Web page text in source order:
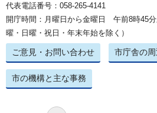
代表電話番号：058-265-4141
開庁時間：月曜日から金曜日 午前8時45
曜・日曜・祝日・年末年始を除く）
ご意見・お問い合わせ 市庁舎の周
市の機構と主な事務